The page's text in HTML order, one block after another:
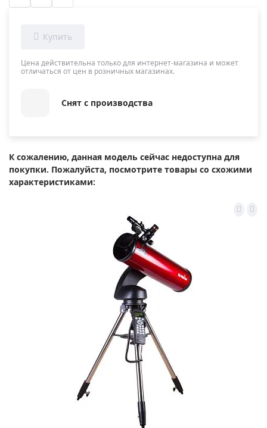
Цена действительна только для интернет-магазина и может
отличаться от цен в розничных магазинах.
Снят с производства
К сожалению, данная модель сейчас недоступна для
покупки. Пожалуйста, посмотрите товары со схожими
характеристиками: